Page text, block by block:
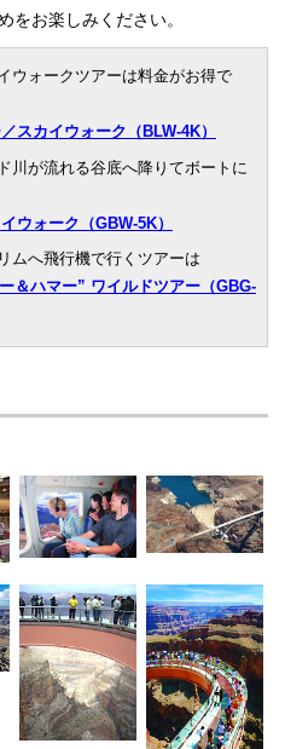
をお楽しみください。
ウォークツアーは料金がお得で
スカイウォーク（BLW-4K）
川が流れる谷底へ降りてボートに
ウォーク（GBW-5K）
ムへ飛行機で行くツアーは
＆ハマー” ワイルドツアー（GBG-